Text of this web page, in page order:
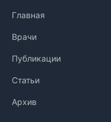
Главная
Врачи
Публикации
Статьи
Архив